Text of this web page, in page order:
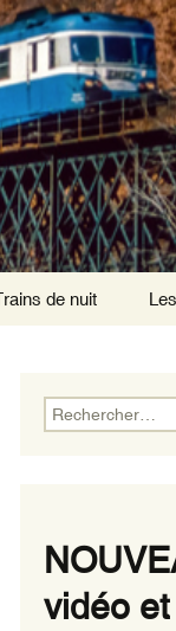
de nuit
Trains de nuit
internationaux ayant une
ville en Région comme
Rechercher :
vidéo